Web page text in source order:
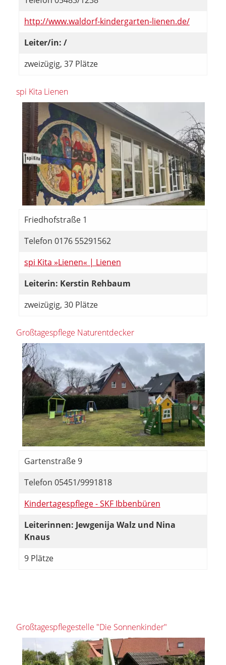
http://www.waldorf-kindergarten-lienen.de/
Leiter/in: /
zweizügig, 37 Plätze
spi Kita Lienen
Friedhofstraße 1
Telefon 0176 55291562
spi Kita »Lienen« | Lienen
Leiterin: Kerstin Rehbaum
zweizügig, 30 Plätze
Großtagespflege Naturentdecker
Gartenstraße 9
Telefon 05451/9991818
Kindertagespflege - SKF Ibbenbüren
Leiterinnen: Jewgenija Walz und Nina
Knaus
9 Plätze
Großtagespflegestelle "Die Sonnenkinder"